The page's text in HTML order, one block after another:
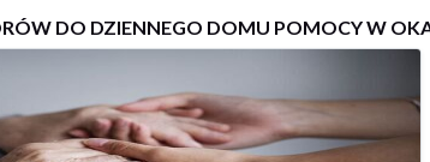
DO DZIENNEGO DOMU POMOCY W